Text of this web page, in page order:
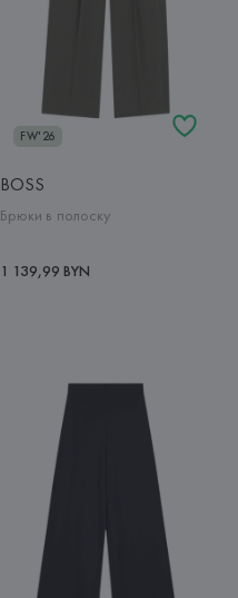
FW'26
BOSS
Брюки в полоску
1 139,99 BYN